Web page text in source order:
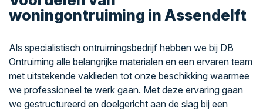
woningontruiming in Assendelft
Als specialistisch ontruimingsbedrijf hebben we bij DB
Ontruiming alle belangrijke materialen en een ervaren team
met uitstekende vaklieden tot onze beschikking waarmee
we professioneel te werk gaan. Met deze ervaring gaan
we gestructureerd en doelgericht aan de slag bij een